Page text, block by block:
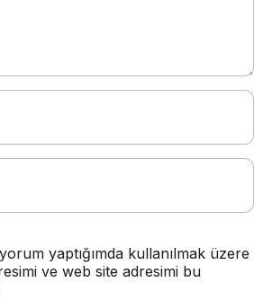
yaptığımda kullanılmak üzere
ve web site adresimi bu